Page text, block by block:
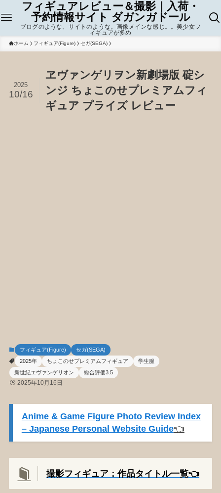
フィギュアレビュー＆撮影｜入荷・
予約情報サイト ダガンガドール
ブログのような、サイトのような。画像メインな感じ。。美少女フ
ィギュアが多め
ホーム フィギュア(Figure) セガ(SEGA)
ヱヴァンゲリヲン新劇場版 碇シ
ンジ ちょこのせプレミアムフィ
ギュア プライズ レビュー
2025
10/16
フィギュア(Figure)
セガ(SEGA)
2025年
ちょこのせプレミアムフィギュア
学生服
新世紀エヴァンゲリオン
総合評価3.5
2025年10月16日
Anime & Game Figure Photo Review Index
– Japanese Personal Website Guide👈️
撮影フィギュア：作品タイトル一覧👈️